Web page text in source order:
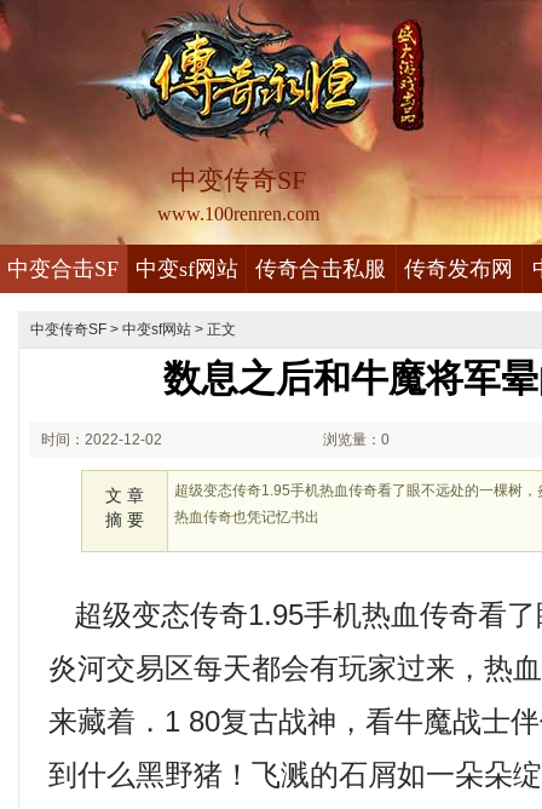
中变传奇SF
www.100renren.com
中变合击SF 中变sf网站 传奇合击私服 传奇发布网
中变传奇SF > 中变sf网站 > 正文
数息之后和牛魔将军
时间：2022-12-02 浏览量：0
文 章
摘 要
超级变态传奇1.95手机热血传奇看了眼不远处的一棵树
热血传奇也凭记忆书出
超级变态传奇1.95手机热血传奇看
炎河交易区每天都会有玩家过来，热
来藏着．1 80复古战神，看牛魔战士
到什么黑野猪！飞溅的石屑如一朵朵